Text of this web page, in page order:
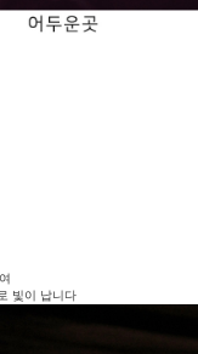
빛이 납니다